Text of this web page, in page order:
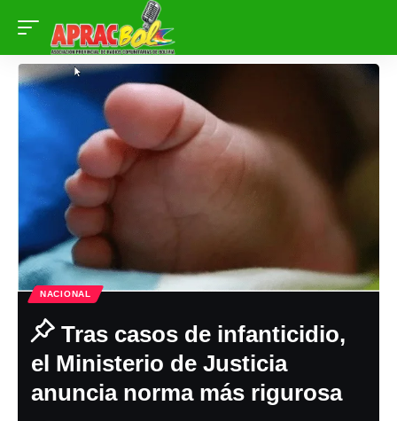
NACIONAL
Tras casos de infanticidio,
el Ministerio de Justicia
anuncia norma más rigurosa